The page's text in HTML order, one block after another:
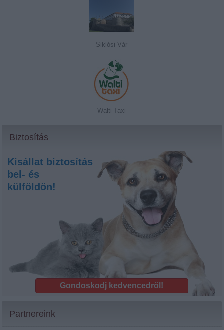
Siklósi Vár
Walti Taxi
Biztosítás
Kisállat biztosítás
bel- és
külföldön!
Gondoskodj kedvencedről!
Partnereink